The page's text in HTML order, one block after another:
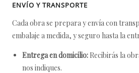
ENVÍO Y TRANSPORTE
Cada obra se prepara y envía con
embalaje a medida, y seguro hasta la
Entrega en domicilio: Recibirás la
nos indiques.